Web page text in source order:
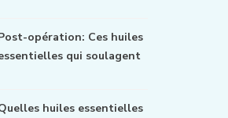
opération: Ces huiles
qui soulagent
huiles essentielles